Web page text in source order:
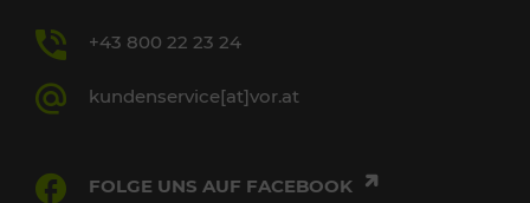
+43 800 22 23 24
kundenservice[at]vor.at
FOLGE UNS AUF FACEBOOK